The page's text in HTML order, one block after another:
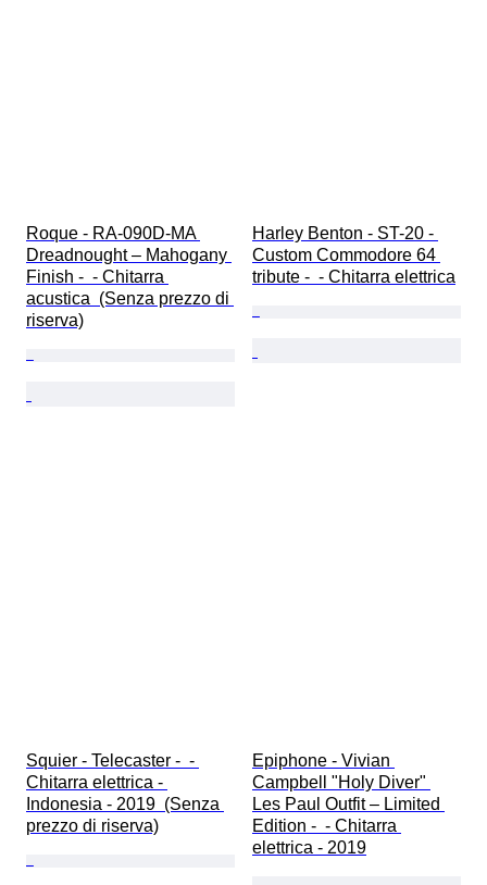
Roque - RA-090D-MA
Dreadnought – Mahogany
Finish -  - Chitarra
acustica  (Senza prezzo di
riserva)
Harley Benton - ST-20 -
Custom Commodore 64
tribute -  - Chitarra elettrica
Squier - Telecaster -  -
Chitarra elettrica -
Indonesia - 2019  (Senza
prezzo di riserva)
Epiphone - Vivian
Campbell "Holy Diver"
Les Paul Outfit – Limited
Edition -  - Chitarra
elettrica - 2019